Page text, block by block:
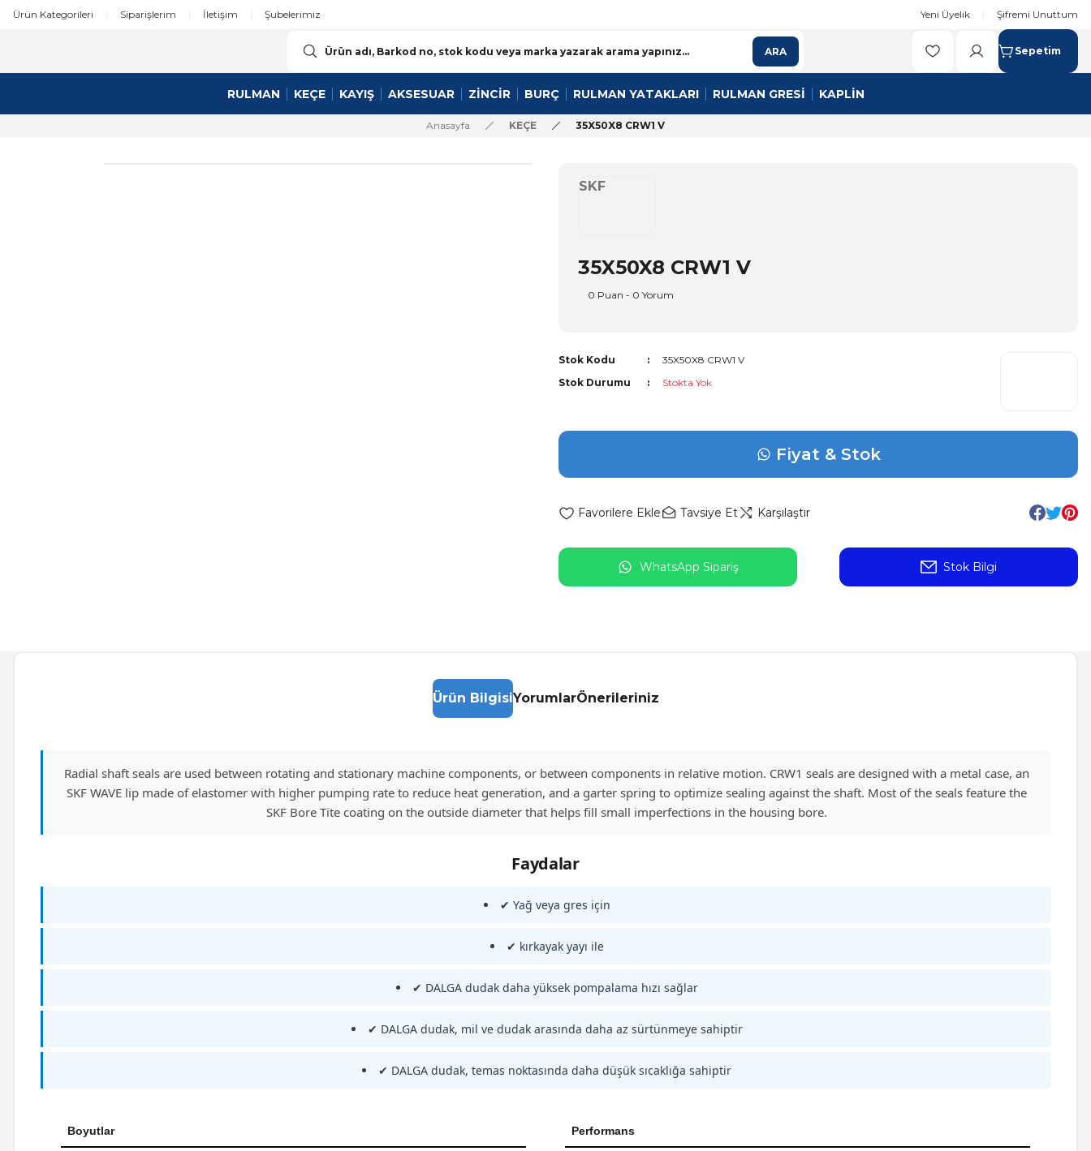
Ürün Kategorileri Siparişlerim İletişim Şubelerimiz Yeni Üyelik Şifremi Unuttum
ARA Sepetim
RULMAN KEÇE KAYIŞ AKSESUAR ZİNCİR BURÇ RULMAN YATAKLARI RULMAN GRESİ KAPLİN
Anasayfa KEÇE 35X50X8 CRW1 V
SKF
35X50X8 CRW1 V
0 Puan - 0 Yorum
Stok Kodu
35X50X8 CRW1 V
Stok Durumu
Stokta Yok
Fiyat & Stok
Tavsiye Et Karşılaştır
WhatsApp Sipariş Stok Bilgi
Ürün BilgisiYorumlarÖnerileriniz
Radial shaft seals are used between rotating and stationary machine components, or between components in relative motion. CRW1 seals are designed with a metal case, an
SKF WAVE lip made of elastomer with higher pumping rate to reduce heat generation, and a garter spring to optimize sealing against the shaft. Most of the seals feature the
SKF Bore Tite coating on the outside diameter that helps fill small imperfections in the housing bore.
Faydalar
✔ Yağ veya gres için
✔ kırkayak yayı ile
✔ DALGA dudak daha yüksek pompalama hızı sağlar
✔ DALGA dudak, mil ve dudak arasında daha az sürtünmeye sahiptir
✔ DALGA dudak, temas noktasında daha düşük sıcaklığa sahiptir
Boyutlar Performans